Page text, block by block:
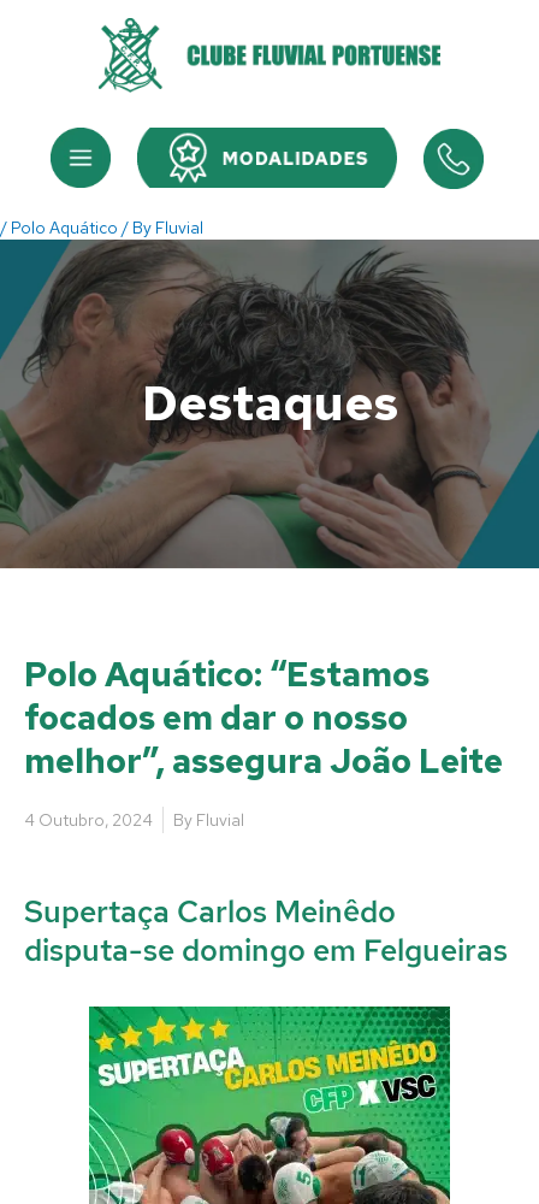
Menu Menu
/ Polo Aquático / By Fluvial
Destaques
Polo Aquático: “Estamos
focados em dar o nosso
melhor”, assegura João Leite
4 Outubro, 2024 By Fluvial
Supertaça Carlos Meinêdo
disputa-se domingo em Felgueiras